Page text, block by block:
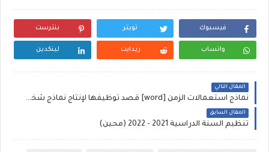
فيسبوك تويتر بنترست
واتساب ريدايت لينكدين
المقال التالي
نماذج استعمالات الزمن [word] قصد توظيفها لإنتاج نماذج شخصية
المقال السابق
تنظيم السنة الدراسية 2021 - 2022 (محين)